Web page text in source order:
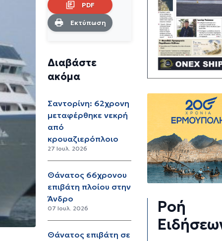
PDF
Εκτύπωση
Διαβάστε
ακόμα
Σαντορίνη: 62χρονη
μεταφέρθηκε νεκρή
από
κρουαζιερόπλοιο
27 Ιουλ. 2026
Θάνατος 66χρονου
επιβάτη πλοίου στην
Άνδρο
07 Ιουλ. 2026
Θάνατος επιβάτη σε
Ροή